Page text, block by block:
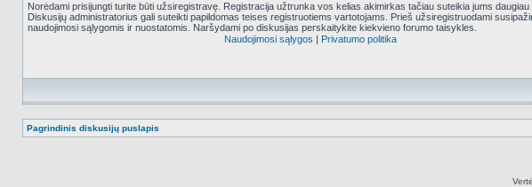
Norėdami prisijungti turite būti užsiregistravę. Registracija užtrunka vos kelias akimirkas tačiau suteikia jums daugiau
Diskusijų administratorius gali suteikti papildomas teises registruotiems vartotojams. Prieš užsiregistruodami
naudojimosi sąlygomis ir nuostatomis. Naršydami po diskusijas perskaitykite kiekvieno forumo taisykles.
Naudojimosi sąlygos | Privatumo politika
Pagrindinis diskusijų puslapis
Vertė